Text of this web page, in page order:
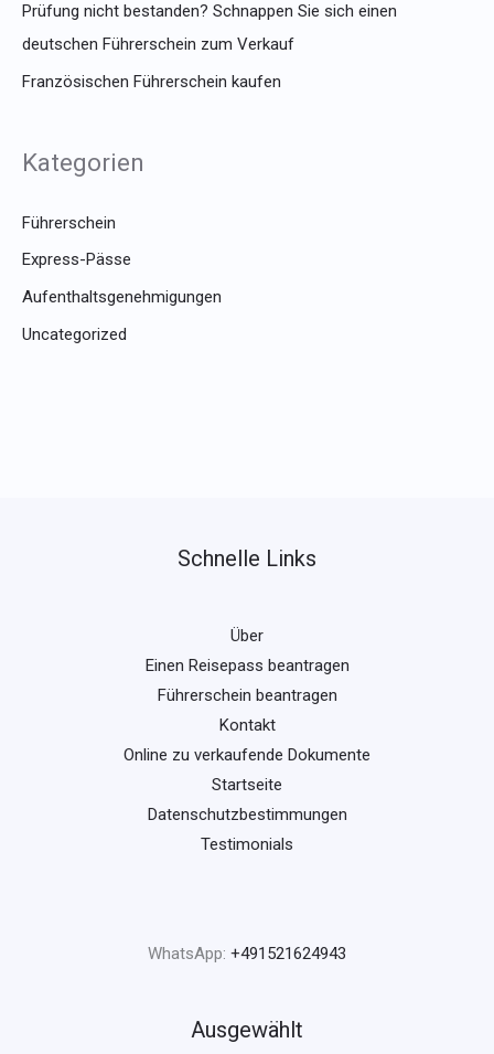
Prüfung nicht bestanden? Schnappen Sie sich einen
deutschen Führerschein zum Verkauf
Französischen Führerschein kaufen
Kategorien
Führerschein
Express-Pässe
Aufenthaltsgenehmigungen
Uncategorized
Schnelle Links
Über
Einen Reisepass beantragen
Führerschein beantragen
Kontakt
Online zu verkaufende Dokumente
Startseite
Datenschutzbestimmungen
Testimonials
WhatsApp: +491521624943
Ausgewählt